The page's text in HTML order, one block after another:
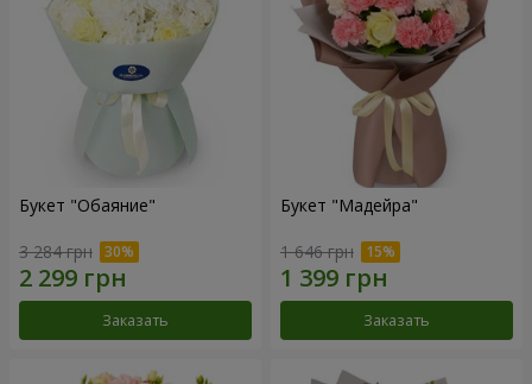
Букет "Обаяние"
3 284 грн
Заказать
Букет "Мадейра"
1 646 грн
Заказать